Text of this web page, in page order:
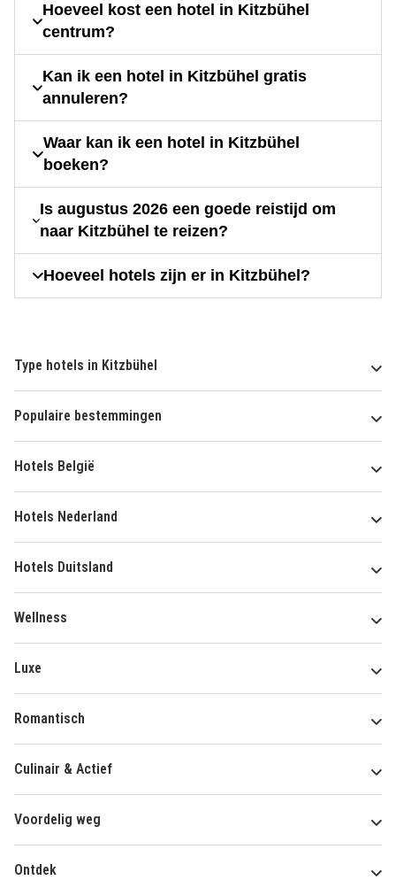
Hoeveel kost een hotel in Kitzbühel
centrum?
Kan ik een hotel in Kitzbühel gratis
annuleren?
Waar kan ik een hotel in Kitzbühel
boeken?
Is augustus 2026 een goede reistijd om
naar Kitzbühel te reizen?
Hoeveel hotels zijn er in Kitzbühel?
Type hotels in Kitzbühel
Populaire bestemmingen
Hotels België
Hotels Nederland
Hotels Duitsland
Wellness
Luxe
Romantisch
Culinair & Actief
Voordelig weg
Ontdek